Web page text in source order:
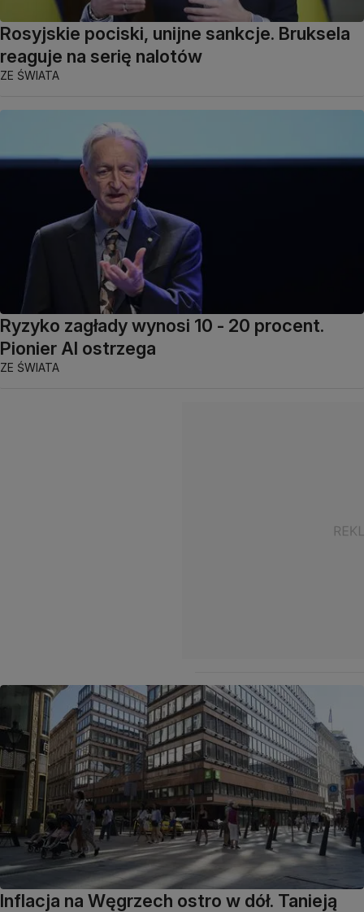
Rosyjskie pociski, unijne sankcje. Bruksela
reaguje na serię nalotów
ZE ŚWIATA
Ryzyko zagłady wynosi 10 - 20 procent.
Pionier AI ostrzega
ZE ŚWIATA
Inflacja na Węgrzech ostro w dół. Tanieją